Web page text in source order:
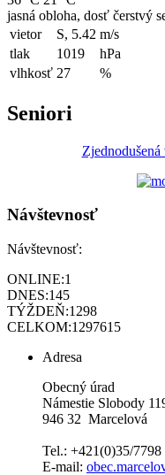
jasná obloha, dosť čerstvý
vietor
S, 5.42 m/s
tlak
1019
hPa
vlhkosť 27 %
Seniori
Návštevnosť
Návštevnosť:
ONLINE:1
DNES:145
TÝŽDEŇ:1298
CELKOM:1297615
Adresa
Obecný úrad
Námestie Slobody
946 32 Marcelová
Tel.: +421(0)35/7798
E-mail: